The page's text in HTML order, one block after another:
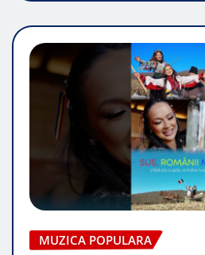
MUZICA POPULARA